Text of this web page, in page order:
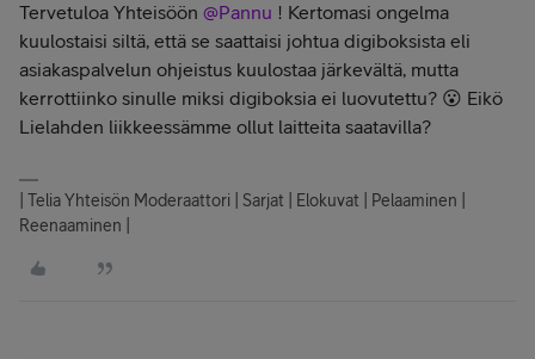
Tervetuloa Yhteisöön ​ @Pannu ! Kertomasi ongelma
kuulostaisi siltä, että se saattaisi johtua digiboksista eli
asiakaspalvelun ohjeistus kuulostaa järkevältä, mutta
kerrottiinko sinulle miksi digiboksia ei luovutettu? 😮 Eikö
Lielahden liikkeessämme ollut laitteita saatavilla?
| Telia Yhteisön Moderaattori | Sarjat | Elokuvat | Pelaaminen |
Reenaaminen |